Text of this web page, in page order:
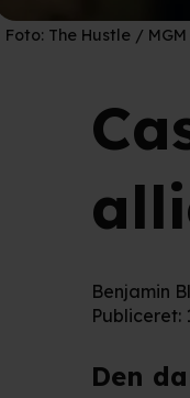
Foto: The Hustle / MGM
Benjamin
Publiceret:
Den